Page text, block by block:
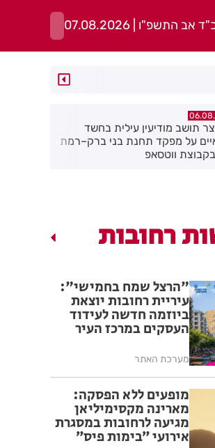
אב התשפ"ו | 07.08.2026
אחת לכולם בראשון לציון
רחובות
"הרצל שמח בחמישי":
עיריית רחובות יוצאת
ביוזמה חדשה לעידוד
העסקים במרכז העיר
מערכת האתר
מופעים ללא הפסקה:
מארינה מקסימיליאן
מגיעה לרחובות במסגרת
אירועי ״בימות פיס״